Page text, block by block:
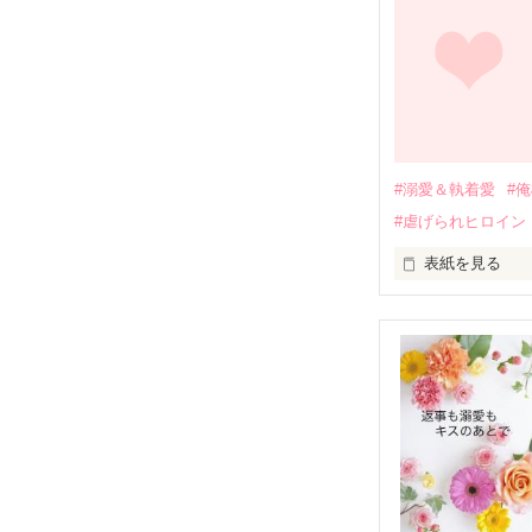
関係修復もで
引っ越すこと
運命のような
そして、ひょ
酔った勢いで
さらに、美桜
『責任をとる
甘やかしてく
そんなある日
遭っているこ
美桜を守るた
夏木美桜(なつ
✕
#溺愛＆執着愛
#
#虐げられヒロイン
表紙を見る
ろ、日本人美
帰国後、美桜
も関わらず、
人だったのだ
なぜか恭司か